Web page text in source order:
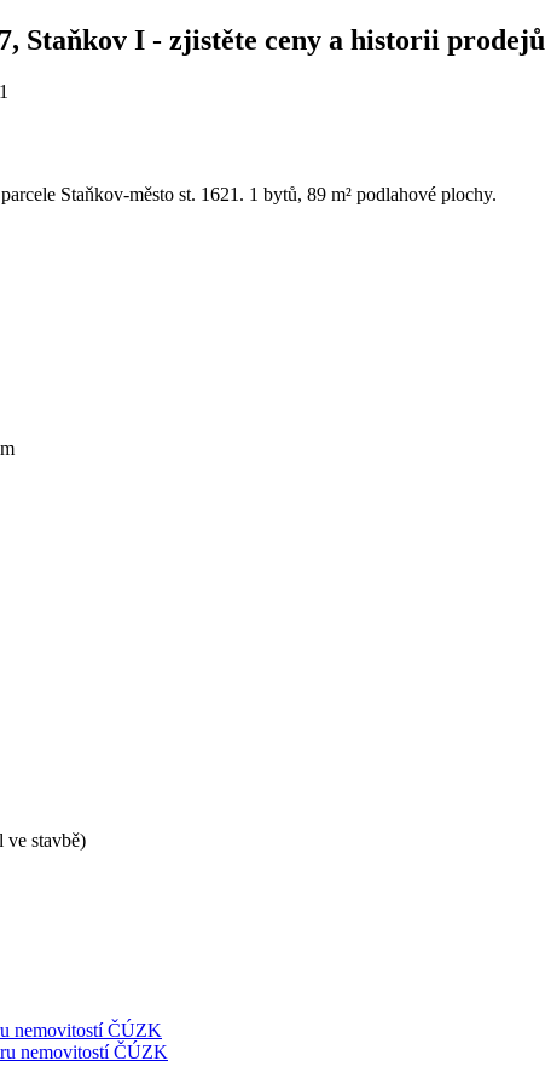
Staňkov I - zjistěte ceny a historii prodejů
Staňkov-město st. 1621. 1 bytů, 89 m² podlahové plochy.
ve stavbě)
nemovitostí ČÚZK
nemovitostí ČÚZK